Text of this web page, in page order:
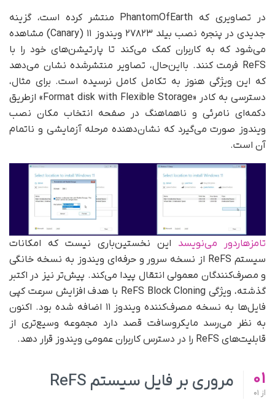
در تصاویری که PhantomOfEarth منتشر کرده است، گزینه
جدیدی در پنجره نصب بیلد ۲۷۸۲۳ ویندوز ۱۱ (Canary) مشاهده
می‌شود که به کاربران کمک می‌کند تا پارتیشن‌های خود را با
ReFS فرمت کنند. با‌این‌حال، تصاویر منتشرشده نشان می‌دهد
که این ویژگی هنوز به تکامل کامل نرسیده است. برای مثال،
دسترسی به کادر «Format disk with Flexible Storage» ازطریق
دکمه‌ای نامرئی و ناهماهنگ در صفحه انتخاب مکان نصب
ویندوز صورت می‌گیرد که نشان‌دهنده مرحله آزمایشی و ناتمام
آن است.
تامزهاردور می‌نویسد این نخستین‌باری نیست که امکانات
سیستم ReFS از نسخه سرور و حرفه‌ای ویندوز به نسخه خانگی
و مصرف‌کنندگان معمولی انتقال پیدا می‌کند. پیش‌تر نیز در اکتبر
گذشته، ویژگی ReFS Block Cloning با هدف افزایش سرعت کپی
فایل‌ها به نسخه مصرف‌کننده ویندوز ۱۱ اضافه شده بود. اکنون
به نظر می‌رسد مایکروسافت قصد دارد مجموعه وسیع‌تری از
قابلیت‌های ReFS را در دسترس کاربران عمومی ویندوز قرار دهد.
01
از
مروری بر فایل سیستم ReFS